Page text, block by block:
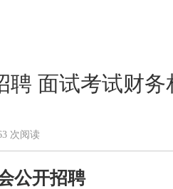
聘 面试考试财务
次阅读
公开招聘